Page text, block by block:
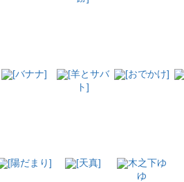
[バナナ]
[羊とサバ
ト]
[おでかけ]
[陽だまり] [天真]
木之下ゆ
ゆ